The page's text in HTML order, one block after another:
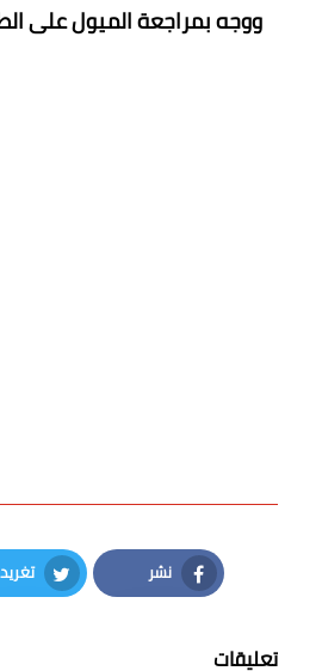
ووجه بمراجعة الميول على
نشر
Facebook
تغريد
تعليقات